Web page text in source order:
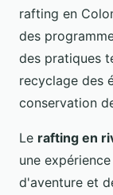
rafting en
des
des pratiques
recyclage des
conservation
Le rafting en
une
d'aventure et